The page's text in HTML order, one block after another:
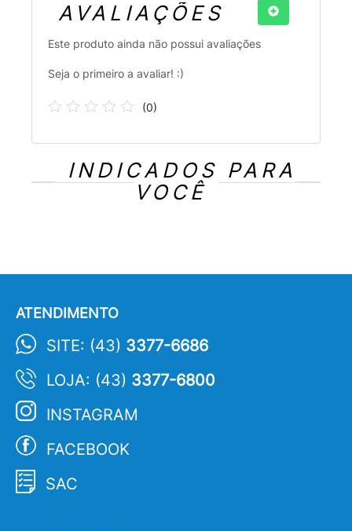
AVALIAÇÕES
Este produto ainda não possui avaliações
Seja o primeiro a avaliar! :)
(0)
INDICADOS PARA
VOCÊ
ATENDIMENTO
SITE: (43) 3377-6686
LOJA: (43) 3377-6800
INSTAGRAM
FACEBOOK
SAC